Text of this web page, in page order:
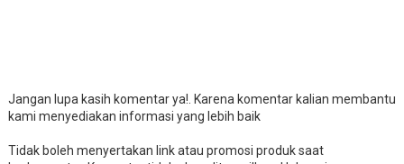
Jangan lupa kasih komentar ya!. Karena komentar kalian membantu
kami menyediakan informasi yang lebih baik
Tidak boleh menyertakan link atau promosi produk saat